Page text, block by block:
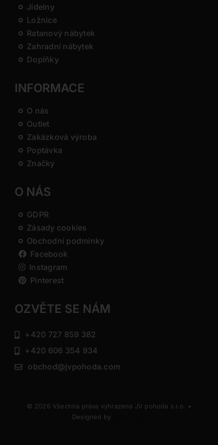
Jídelny
Ložnice
Ratanový nábytek
Zahradní nábytek
Doplňky
INFORMACE
O nás
Outlet
Zakázková výroba
Poptávka
Značky
O NÁS
GDPR
Zásady cookies
Obchodní podmínky
Facebook
Instagram
Pinterest
OZVĚTE SE NÁM
+420 727 859 382
+420 606 354 934
obchod@jvpohoda.com
© 2026 Všechna práva vyhrazena JV pohoda s.r.o. •
Designed by